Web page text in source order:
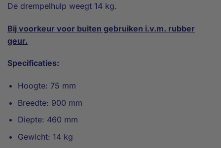
De drempelhulp weegt 14 kg.
Bij voorkeur voor buiten gebruiken i.v.m. rubber
geur.
Specificaties:
Hoogte: 75 mm
Breedte: 900 mm
Diepte: 460 mm
Gewicht: 14 kg